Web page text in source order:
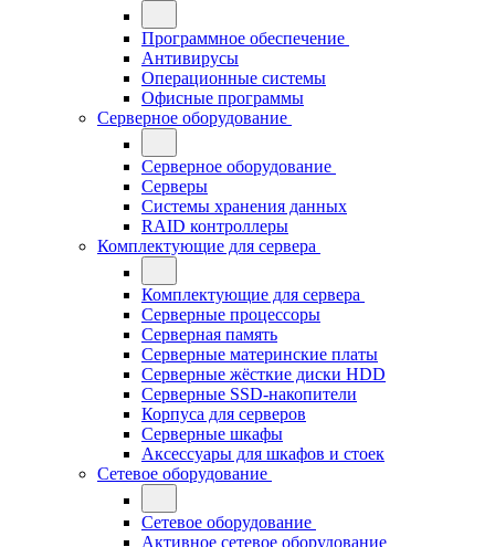
Программное обеспечение
Антивирусы
Операционные системы
Офисные программы
Серверное оборудование
Серверное оборудование
Серверы
Системы хранения данных
RAID контроллеры
Комплектующие для сервера
Комплектующие для сервера
Серверные процессоры
Серверная память
Серверные материнские платы
Серверные жёсткие диски HDD
Серверные SSD-накопители
Корпуса для серверов
Серверные шкафы
Аксессуары для шкафов и стоек
Сетевое оборудование
Сетевое оборудование
Активное сетевое оборудование